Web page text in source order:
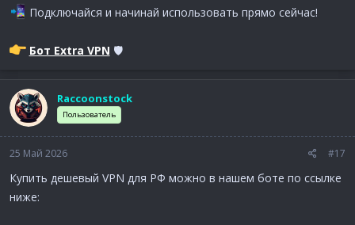
Подключайся и начинай использовать прямо сейчас!
Бот Extra VPN 🛡
Raccoonstock
Пользователь
25 Май 2026 #17
Купить дешевый VPN для РФ можно в нашем боте по ссылке
ниже: